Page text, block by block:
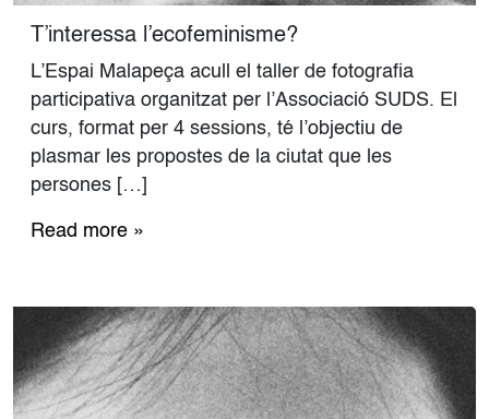
T’interessa l’ecofeminisme?
L’Espai Malapeça acull el taller de fotografia
participativa organitzat per l’Associació SUDS. El
curs, format per 4 sessions, té l’objectiu de
plasmar les propostes de la ciutat que les
persones […]
Read more »